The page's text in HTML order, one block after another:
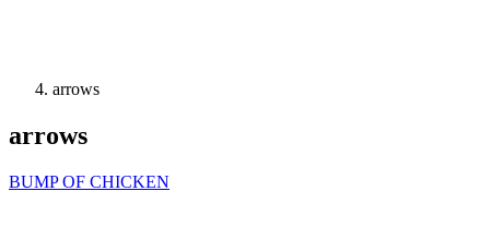
arrows
arrows
BUMP OF CHICKEN